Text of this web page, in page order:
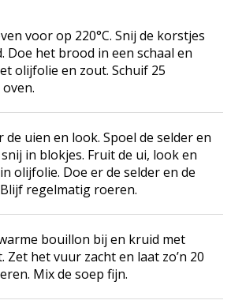
voor op 220°C. Snij de korstjes
Doe het brood in een schaal en
olijfolie en zout. Schuif 25
de uien en look. Spoel de selder en
in blokjes. Fruit de ui, look en
olijfolie. Doe er de selder en de
regelmatig roeren.
bouillon bij en kruid met
Zet het vuur zacht en laat zo’n 20
Mix de soep fijn.